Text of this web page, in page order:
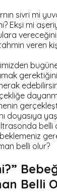
sivri mi
Ekşi mi
veren
doyasıya
belli olur?
Belli